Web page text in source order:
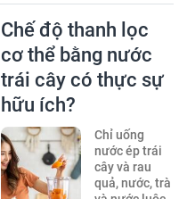
Chế độ thanh lọc
cơ thể bằng nước
trái cây có thực sự
hữu ích?
Chỉ uống
nước ép trái
cây và rau
quả, nước, trà